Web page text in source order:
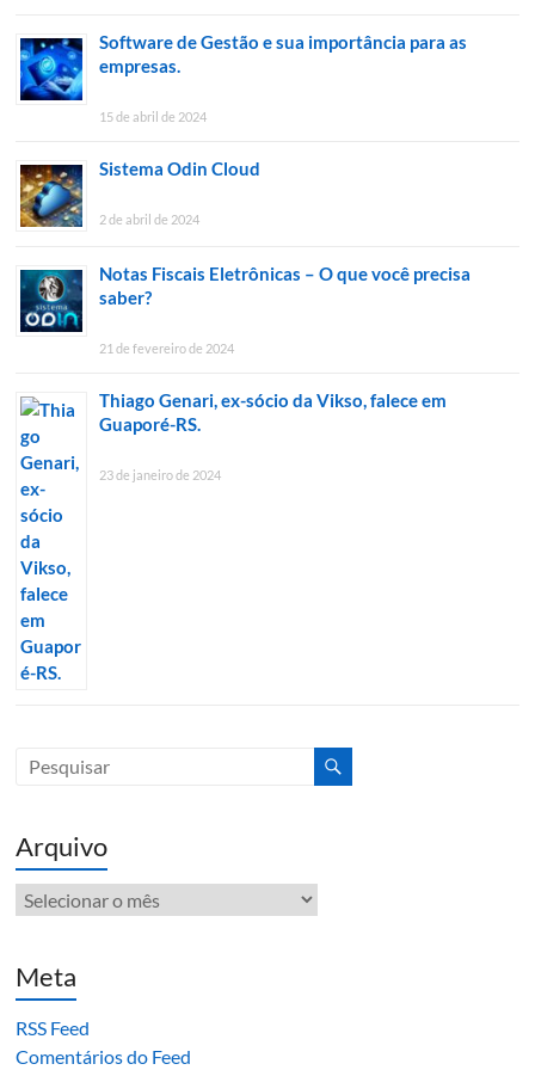
Software de Gestão e sua importância para as
empresas.
15 de abril de 2024
Sistema Odin Cloud
2 de abril de 2024
Notas Fiscais Eletrônicas – O que você precisa
saber?
21 de fevereiro de 2024
Thiago Genari, ex-sócio da Vikso, falece em
Guaporé-RS.
23 de janeiro de 2024
Arquivo
Arquivo
Meta
RSS Feed
Comentários do Feed